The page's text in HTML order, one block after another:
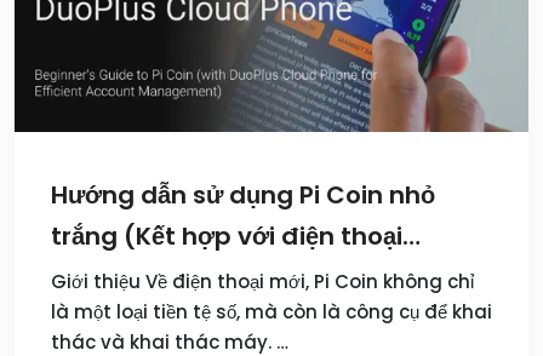
Hướng dẫn sử dụng Pi Coin nhỏ
trắng (Kết hợp với điện thoại
DuoPlus hiệu quả cao và khai thác)
Giới thiệu Về điện thoại mới, Pi Coin không chỉ
là một loại tiền tệ số, mà còn là công cụ để khai
thác và khai thác máy. …